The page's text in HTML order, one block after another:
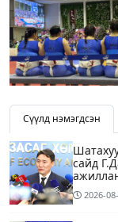
Сүүлд нэмэгдсэн
сайд
2026-